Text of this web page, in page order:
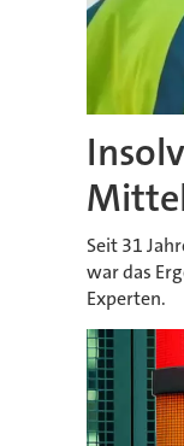
Seit 31
war das
Experten.